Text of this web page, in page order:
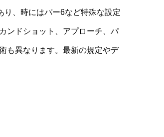
り、時にはパー6など特殊な設定
ンドショット、アプローチ、パ
も異なります。最新の規定やデ